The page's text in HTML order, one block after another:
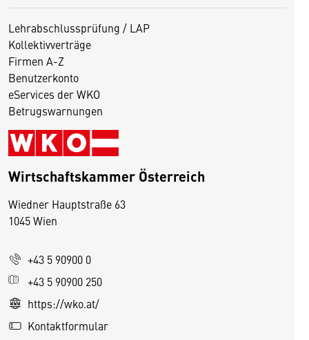
Lehrabschlussprüfung / LAP
Kollektivverträge
Firmen A-Z
Benutzerkonto
eServices der WKO
Betrugswarnungen
Wirtschaftskammer Österreich
Wiedner Hauptstraße 63
1045 Wien
+43 5 90900 0
+43 5 90900 250
https://wko.at/
Kontaktformular
D
s
e
S
e